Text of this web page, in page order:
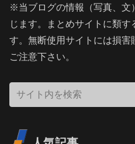
※当ブログの情報（写真、文
じます。まとめサイトに類す
す。無断使用サイトには損
ご注意下さい。